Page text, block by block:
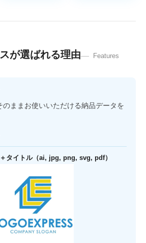
が選ばれる理由 Features
のままお使いいただける納品データを
タイトル（ai, jpg, png, svg, pdf）